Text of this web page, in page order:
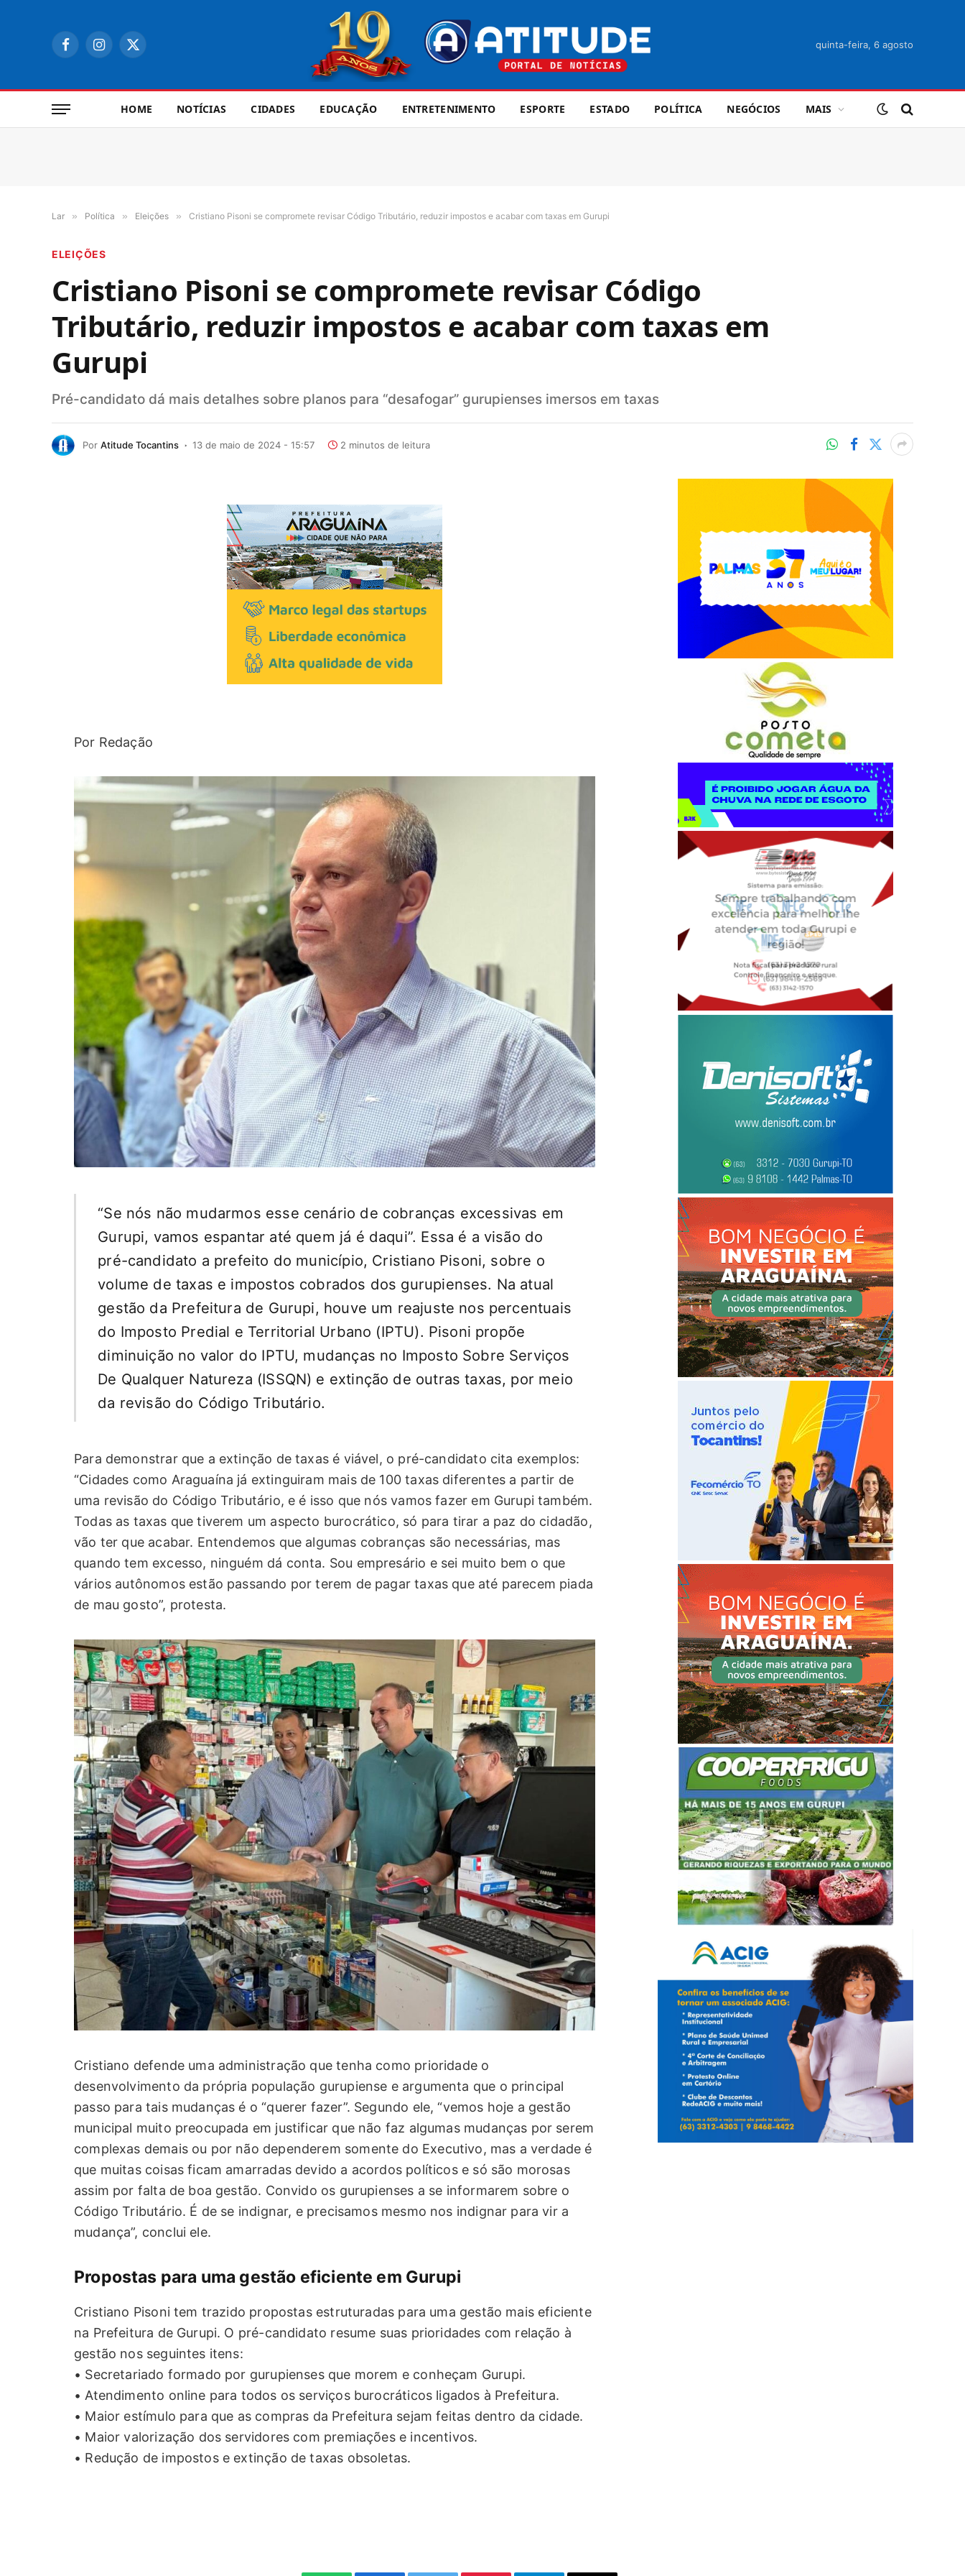
FacebookInstagram
X
quinta-feira, 6 agosto
HOME NOTÍCIAS CIDADES EDUCAÇÃO ENTRETENIMENTO ESPORTE ESTADO POLÍTICA NEGÓCIOS MAIS
Lar » Política » Eleições » Cristiano Pisoni se compromete revisar Código Tributário, reduzir impostos e acabar com taxas em Gurupi
ELEIÇÕES
Cristiano Pisoni se compromete revisar Código
Tributário, reduzir impostos e acabar com taxas em
Gurupi
Pré-candidato dá mais detalhes sobre planos para “desafogar” gurupienses imersos em taxas
Por Atitude Tocantins 13 de maio de 2024 - 15:57 2 minutos de leitura
Por Redação
“Se nós não mudarmos esse cenário de cobranças excessivas em
Gurupi, vamos espantar até quem já é daqui”. Essa é a visão do
pré-candidato a prefeito do município, Cristiano Pisoni, sobre o
volume de taxas e impostos cobrados dos gurupienses. Na atual
gestão da Prefeitura de Gurupi, houve um reajuste nos percentuais
do Imposto Predial e Territorial Urbano (IPTU). Pisoni propõe
diminuição no valor do IPTU, mudanças no Imposto Sobre Serviços
De Qualquer Natureza (ISSQN) e extinção de outras taxas, por meio
da revisão do Código Tributário.
Para demonstrar que a extinção de taxas é viável, o pré-candidato cita exemplos:
“Cidades como Araguaína já extinguiram mais de 100 taxas diferentes a partir de
uma revisão do Código Tributário, e é isso que nós vamos fazer em Gurupi também.
Todas as taxas que tiverem um aspecto burocrático, só para tirar a paz do cidadão,
vão ter que acabar. Entendemos que algumas cobranças são necessárias, mas
quando tem excesso, ninguém dá conta. Sou empresário e sei muito bem o que
vários autônomos estão passando por terem de pagar taxas que até parecem piada
de mau gosto”, protesta.
Cristiano defende uma administração que tenha como prioridade o
desenvolvimento da própria população gurupiense e argumenta que o principal
passo para tais mudanças é o “querer fazer”. Segundo ele, “vemos hoje a gestão
municipal muito preocupada em justificar que não faz algumas mudanças por serem
complexas demais ou por não dependerem somente do Executivo, mas a verdade é
que muitas coisas ficam amarradas devido a acordos políticos e só são morosas
assim por falta de boa gestão. Convido os gurupienses a se informarem sobre o
Código Tributário. É de se indignar, e precisamos mesmo nos indignar para vir a
mudança”, conclui ele.
Propostas para uma gestão eficiente em Gurupi
Cristiano Pisoni tem trazido propostas estruturadas para uma gestão mais eficiente
na Prefeitura de Gurupi. O pré-candidato resume suas prioridades com relação à
gestão nos seguintes itens:
• Secretariado formado por gurupienses que morem e conheçam Gurupi.
• Atendimento online para todos os serviços burocráticos ligados à Prefeitura.
• Maior estímulo para que as compras da Prefeitura sejam feitas dentro da cidade.
• Maior valorização dos servidores com premiações e incentivos.
• Redução de impostos e extinção de taxas obsoletas.